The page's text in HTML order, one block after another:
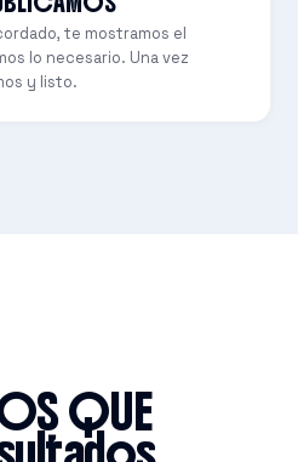
te mostramos el
lo necesario. Una vez
y listo.
QUE